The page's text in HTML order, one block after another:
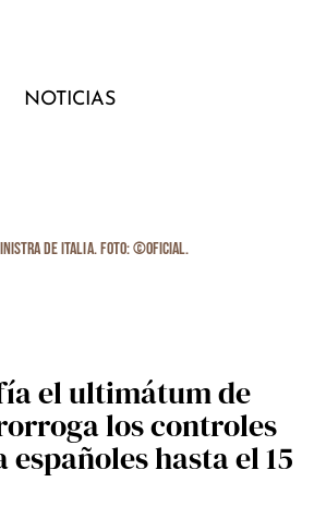
NOTICIAS
el ultimátum de
los controles
hasta el 15